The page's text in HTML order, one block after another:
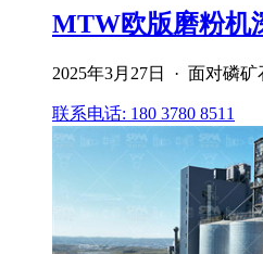
MTW欧版磨粉机
2025年3月27日 · 面对磷
联系电话: 180 3780 8511